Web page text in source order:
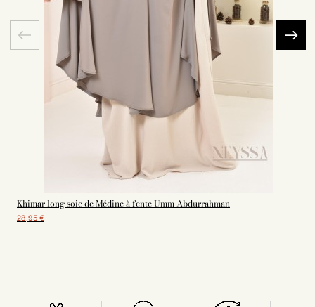
Khimar long soie de Médine à fente Umm Abdurrahman
28,95 €